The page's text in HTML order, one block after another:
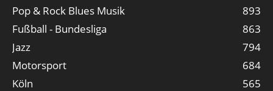
Pop & Rock Blues Musik
893
Fußball - Bundesliga
863
Jazz
794
Motorsport
684
Köln
565